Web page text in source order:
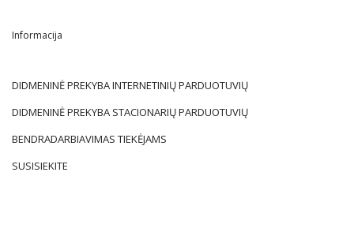
Informacija
DIDMENINĖ PREKYBA INTERNETINIŲ PARDUOTUVIŲ
DIDMENINĖ PREKYBA STACIONARIŲ PARDUOTUVIŲ
BENDRADARBIAVIMAS TIEKĖJAMS
SUSISIEKITE